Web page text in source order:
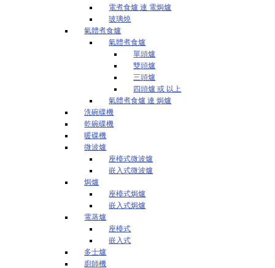
電煮食爐 連 電焗爐
玻璃燒
氣體煮食爐
氣體煮食爐
單頭爐
雙頭爐
三頭爐
四頭爐 或 以上
氣體煮食爐 連 焗爐
洗碗碟機
乾碗碟機
暖碟機
微波爐
座檯式微波爐
嵌入式微波爐
焗爐
座檯式焗爐
嵌入式焗爐
電蒸爐
座檯式
嵌入式
多士爐
廚師機